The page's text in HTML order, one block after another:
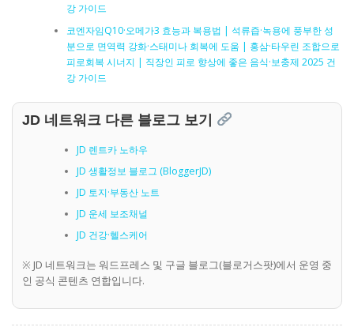
강 가이드
코엔자임Q10·오메가3 효능과 복용법 | 석류즙·녹용에 풍부한 성
분으로 면역력 강화·스태미나 회복에 도움 | 홍삼·타우린 조합으로
피로회복 시너지 | 직장인 피로 향상에 좋은 음식·보충제 2025 건
강 가이드
JD 네트워크 다른 블로그 보기
JD 렌트카 노하우
JD 생활정보 블로그 (BloggerJD)
JD 토지·부동산 노트
JD 운세 보조채널
JD 건강·헬스케어
※ JD 네트워크는 워드프레스 및 구글 블로그(블로거스팟)에서 운영 중
인 공식 콘텐츠 연합입니다.